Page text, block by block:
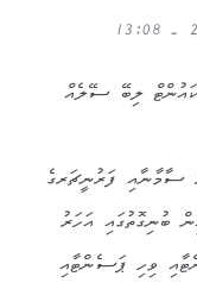
ލިބޭ ސޭލެއް
ސާމާނާއި ފަރުނީޗަރގެ
ބުނިގޮތުގައި އަހަރު
ވިހި ޕަސެންޓާއި